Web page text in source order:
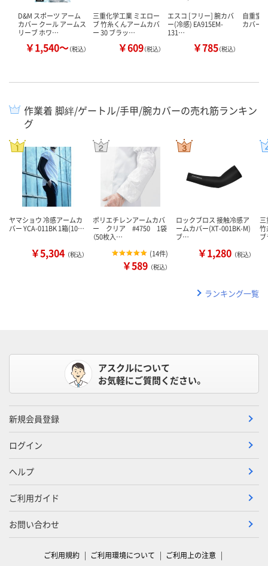
D&M スポーツ アーム
カバー クール アームス
リーブ ホワ…
￥1,540～（税込）
三重化学工業 ミエロー
ブ 竹糸くんアームカバ
ー 30 ブラッ…
￥609（税込）
エスコ [フリー] 腕カバ
ー(冷感) EA915EM-
131…
￥785（税込）
自重堂
カバー
作業着 脚絆/ゲートル/手甲/腕カバーの売れ筋ランキン
グ
ヤマショウ 冷感アームカ
バー YCA-011BK 1箱(10…
￥5,304 （税込）
ポリエチレンアームカバ
ー クリア #4750 1袋
（50枚入…
(14件)
￥589 （税込）
ロックブロス 接触冷感ア
ームカバー(XT-001BK-M)
ブ…
￥1,280 （税込）
竹
ランキング一覧
アスクルについて
お気軽にご質問ください。
新規会員登録
ログイン
ヘルプ
ご利用ガイド
お問い合わせ
ご利用規約 ご利用環境について ご利用上の注意